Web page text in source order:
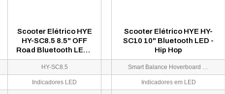
Scooter Elétrico HYE
HY-SC8.5 8.5" OFF
Road Bluetooth LED -
Azul Camuflado
Scooter Elétrico HYE HY-
SC10 10" Bluetooth LED -
Hip Hop
HY-SC8.5 Smart Balance Hoverboard 10" HY-SC10
Indicadores LED Indicadores em LED